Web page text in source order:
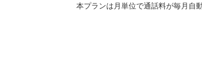
本プランは月単位で通話料が毎月自